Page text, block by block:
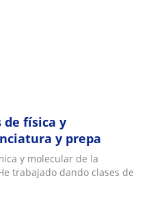
de física y
y prepa
y molecular de la
trabajado dando clases de